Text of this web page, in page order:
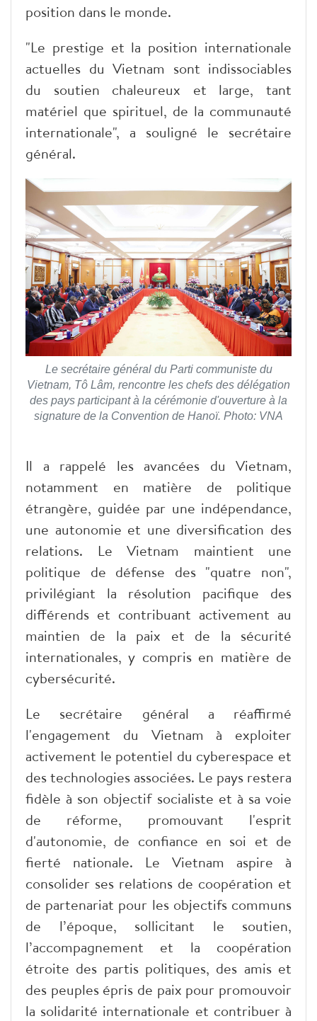
position dans le monde.
"Le prestige et la position internationale
actuelles du Vietnam sont indissociables
du soutien chaleureux et large, tant
matériel que spirituel, de la communauté
internationale", a souligné le secrétaire
général.
Le secrétaire général du Parti communiste du
Vietnam, Tô Lâm, rencontre les chefs des délégation
des pays participant à la cérémonie d'ouverture à la
signature de la Convention de Hanoï. Photo: VNA
Il a rappelé les avancées du Vietnam,
notamment en matière de politique
étrangère, guidée par une indépendance,
une autonomie et une diversification des
relations. Le Vietnam maintient une
politique de défense des "quatre non",
privilégiant la résolution pacifique des
différends et contribuant activement au
maintien de la paix et de la sécurité
internationales, y compris en matière de
cybersécurité.
Le secrétaire général a réaffirmé
l'engagement du Vietnam à exploiter
activement le potentiel du cyberespace et
des technologies associées. Le pays restera
fidèle à son objectif socialiste et à sa voie
de réforme, promouvant l'esprit
d'autonomie, de confiance en soi et de
fierté nationale. Le Vietnam aspire à
consolider ses relations de coopération et
de partenariat pour les objectifs communs
de l’époque, sollicitant le soutien,
l’accompagnement et la coopération
étroite des partis politiques, des amis et
des peuples épris de paix pour promouvoir
la solidarité internationale et contribuer à